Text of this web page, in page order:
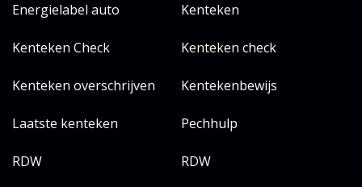
Energielabel auto Kenteken
Kenteken Check Kenteken check
Kenteken overschrijven Kentekenbewijs
Laatste kenteken Pechhulp
RDW RDW